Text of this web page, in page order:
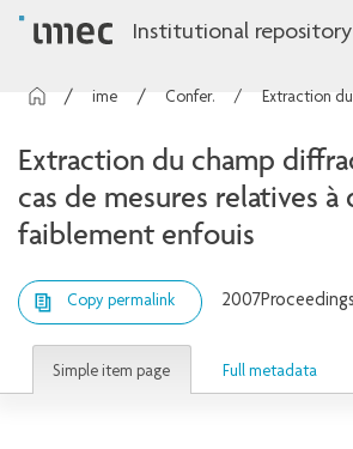
Institutional repository
Conference contributions
Extraction du champ
cas de mesures relatives à
faiblement enfouis
Copy permalink 2007
Simple item page Full metadata